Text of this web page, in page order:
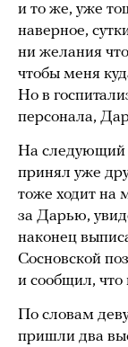
и то же, уже
наверное,
ни желания
чтобы меня
Но в
персонала,
На следующий
принял уже
тоже ходит на
за Дарью,
наконец
Сосновской
и сообщил, что
По словам
пришли два